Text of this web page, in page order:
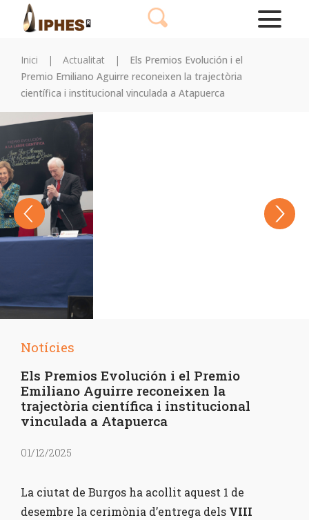
Inici | Actualitat |
Els Premios Evolución i el
Premio Emiliano Aguirre reconeixen la trajectòria
científica i institucional vinculada a Atapuerca
Notícies
Els Premios Evolución i el Premio
Emiliano Aguirre reconeixen la
trajectòria científica i institucional
vinculada a Atapuerca
01/12/2025
La ciutat de Burgos ha acollit aquest 1 de
desembre la cerimònia d’entrega dels VIII